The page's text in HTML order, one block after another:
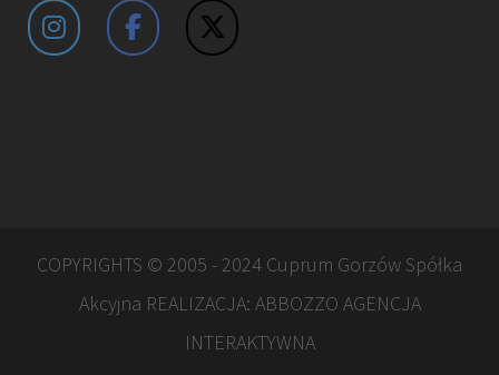
COPYRIGHTS © 2005 - 2024 Cuprum Gorzów Spółka
Akcyjna REALIZACJA: ABBOZZO AGENCJA
INTERAKTYWNA